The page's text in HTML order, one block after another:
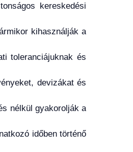
kereskedési
kihasználják a
toleranciájuknak és
devizákat és
nélkül gyakorolják a
időben történő